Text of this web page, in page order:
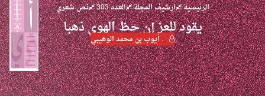
الرئيسية ارشيف المجلة العدد 303 نص شعري
يقود للعز إن حظ الهوى ذهبا
. أيوب بن محمد الوهيبي